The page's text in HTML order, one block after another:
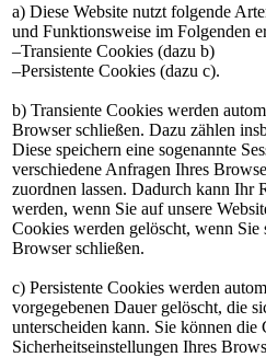
a) Diese Website nutzt folgende
und Funktionsweise im Folgenden
–Transiente Cookies (dazu b)
–Persistente Cookies (dazu c).
b) Transiente Cookies werden
Browser schließen. Dazu zählen
Diese speichern eine sogenannte
verschiedene Anfragen Ihres
zuordnen lassen. Dadurch kann Ihr
werden, wenn Sie auf unsere
Cookies werden gelöscht, wenn Sie
Browser schließen.
c) Persistente Cookies werden
vorgegebenen Dauer gelöscht, die
unterscheiden kann. Sie können die
Sicherheitseinstellungen Ihres